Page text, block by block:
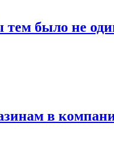
было не
в